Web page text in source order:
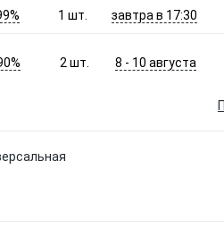
1шт. завтра в 17:30
2шт. 8 - 10 августа